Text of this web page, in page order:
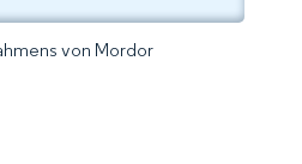
von Mordor